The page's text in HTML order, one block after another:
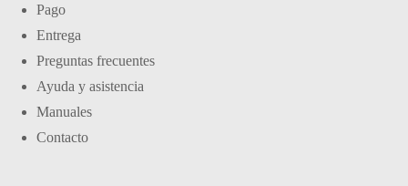
Pago
Entrega
Preguntas frecuentes
Ayuda y asistencia
Manuales
Contacto